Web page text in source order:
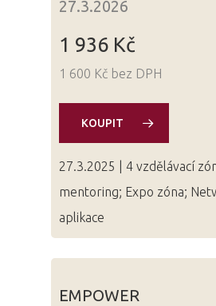
27.3.2026
1 936 Kč
1 600 Kč bez DPH
KOUPIT
27.3.2025 | 4 vzdělávací
mentoring; Expo zóna;
aplikace
EMPOWER